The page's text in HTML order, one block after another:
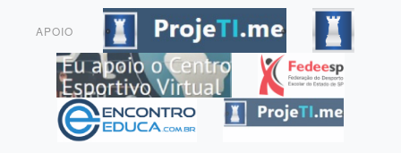
APOIO